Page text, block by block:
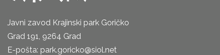
Javni zavod Krajinski park Goričko
Grad 191, 9264 Grad
E-pošta: park.goricko@siol.net